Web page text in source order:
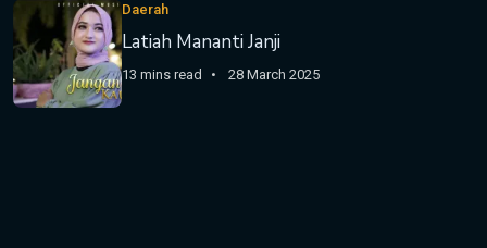
Daerah
Latiah Mananti Janji
13 mins read 28 March 2025